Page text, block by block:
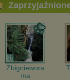
Zbigniewora
ma